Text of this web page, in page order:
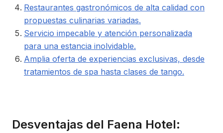
Restaurantes gastronómicos de alta calidad con
propuestas culinarias variadas.
Servicio impecable y atención personalizada
para una estancia inolvidable.
Amplia oferta de experiencias exclusivas, desde
tratamientos de spa hasta clases de tango.
Desventajas del Faena Hotel: